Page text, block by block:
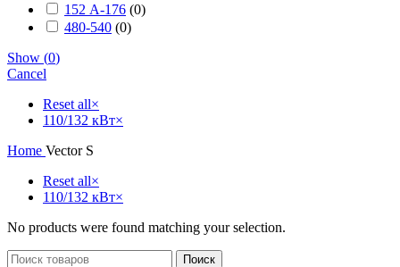
152 А-176 (0)
480-540 (0)
Show (0)
Cancel
Reset all×
110/132 кВт×
Home Vector S
Reset all×
110/132 кВт×
No products were found matching your selection.
Поиск